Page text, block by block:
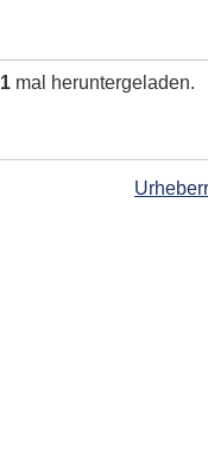
1 mal heruntergeladen.